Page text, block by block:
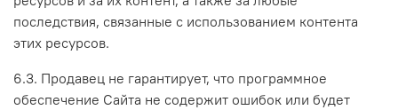
последствия, связанные с использованием контента
этих ресурсов.
6.3. Продавец не гарантирует, что программное
обеспечение Сайта не содержит ошибок или будет